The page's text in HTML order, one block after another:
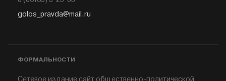
golos_pravda@mail.ru
ФОРМАЛЬНОСТИ
Сетевое издание сайт общественно-политической